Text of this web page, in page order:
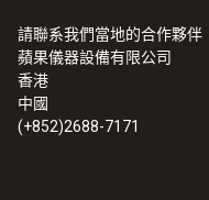
請聯系我們當地的合作夥伴
蘋果儀器設備有限公司
香港
中國
(+852)2688-7171